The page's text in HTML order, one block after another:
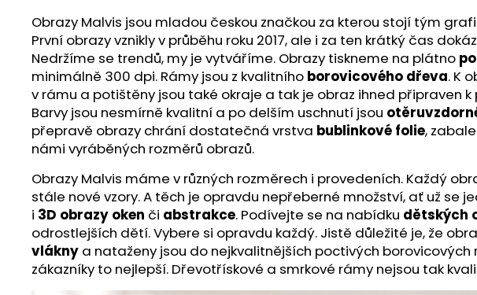
Obrazy Malvis jsou mladou českou značkou za kterou stojí tým
První obrazy vznikly v průběhu roku 2017, ale i za ten krátký čas
Nedržíme se trendů, my je vytváříme. Obrazy tiskneme na plátno
minimálně 300 dpi. Rámy jsou z kvalitního borovicového dřeva. K
v rámu a potištěny jsou také okraje a tak je obraz ihned připraven k
Barvy jsou nesmírně kvalitní a po delším uschnutí jsou
přepravě obrazy chrání dostatečná vrstva bublinkové folie,
námi vyráběných rozměrů obrazů.
Obrazy Malvis máme v různých rozměrech i provedeních. Každý
stále nové vzory. A těch je opravdu nepřeberné množství, ať už se
i 3D obrazy oken či abstrakce. Podívejte se na nabídku dětských
odrostlejších dětí. Vybere si opravdu každý. Jistě důležité je, že
vlákny a nataženy jsou do nejkvalitnějších poctivých
zákazníky to nejlepší. Dřevotřískové a smrkové rámy nejsou tak